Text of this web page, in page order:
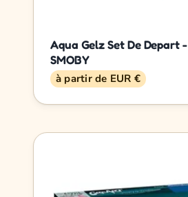
Aqua Gelz Set De Depart -
SMOBY
à partir de EUR €